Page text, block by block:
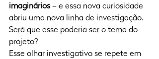
imaginários – e essa nova curiosidade
abriu uma nova linha de investigação.
Será que esse poderia ser o tema do
projeto?
Esse olhar investigativo se repete em